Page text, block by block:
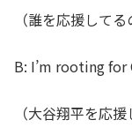
（誰を応援してる
B: I’m rooting for
（大谷翔平を応